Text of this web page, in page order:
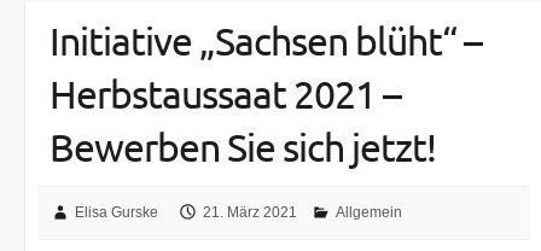
Initiative „Sachsen blüht“ –
Herbstaussaat 2021 –
Bewerben Sie sich jetzt!
Elisa Gurske 21. März 2021 Allgemein